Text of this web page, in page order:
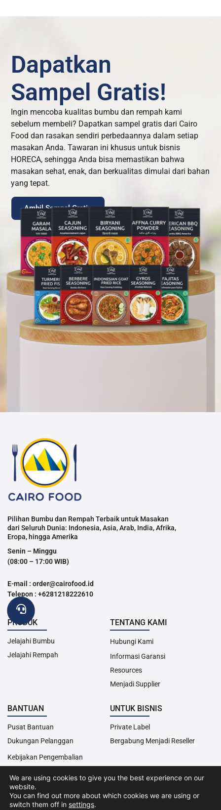
Dapatkan
Sampel Gratis!
Ingin mencoba kualitas bumbu dan rempah kami
sebelum membeli? Dapatkan sampel gratis dari Cairo
Food dan rasakan sendiri perbedaannya dalam setiap
masakan Anda. Tawaran ini khusus untuk bisnis
HORECA, sehingga Anda bisa memastikan bahwa
masakan sehat, enak, dan berkualitas dimulai dari bahan
yang tepat.
Ambil Sampel Gratis
Pilihan Bumbu dan Rempah Terbaik untuk Masakan
dari Seluruh Dunia: Indonesia, Asia, Arab, India, Afrika,
Eropa, hingga Amerika
Senin – Minggu
(08:00 – 17:00 WIB)
E-mail : order@cairofood.id
Telepon : +6281218222610
PRODUK
Jelajahi Bumbu
Jelajahi Rempah
TENTANG KAMI
Hubungi Kami
Informasi Garansi
Resources
Menjadi Supplier
BANTUAN
Pusat Bantuan
Dukungan Pelanggan
Kebijakan Pengembalian
UNTUK BISNIS
Private Label
Bergabung Menjadi Reseller
Hak Cipta© 2013-2024 Cairo Food. Seluruh hak cipta dilindungi
undang-undang.
Kebijakan Cookies
We are using cookies to give you the best experience on our
website.
You can find out more about which cookies we are using or
switch them off in settings.